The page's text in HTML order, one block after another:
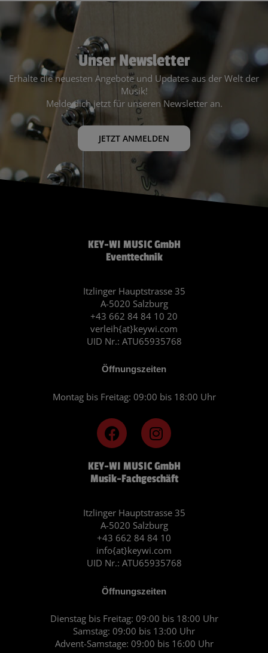
Unser Newsletter
Erhalte die neuesten Angebote und Updates aus der Welt der
Musik!
Melde dich jetzt für unseren Newsletter an.
JETZT ANMELDEN
KEY-WI MUSIC GmbH
Musik-Fachgeschäft
Itzlinger Hauptstrasse 35
A-5020 Salzburg
+43 662 84 84 10
info{at}keywi.com
UID Nr.: ATU65935768
Öffnungszeiten
Dienstag bis Freitag: 09:00 bis 18:00 Uhr
Samstag: 09:00 bis 13:00 Uhr
Advent-Samstage: 09:00 bis 16:00 Uhr
F
a
c
e
b
o
k
I
n
s
t
a
r
a
m
KEY-WI MUSIC GmbH
Eventtechnik
Itzlinger Hauptstrasse 35
A-5020 Salzburg
+43 662 84 84 10 20
verleih{at}keywi.com
UID Nr.: ATU65935768
Öffnungszeiten
Montag bis Freitag: 09:00 bis 18:00 Uhr